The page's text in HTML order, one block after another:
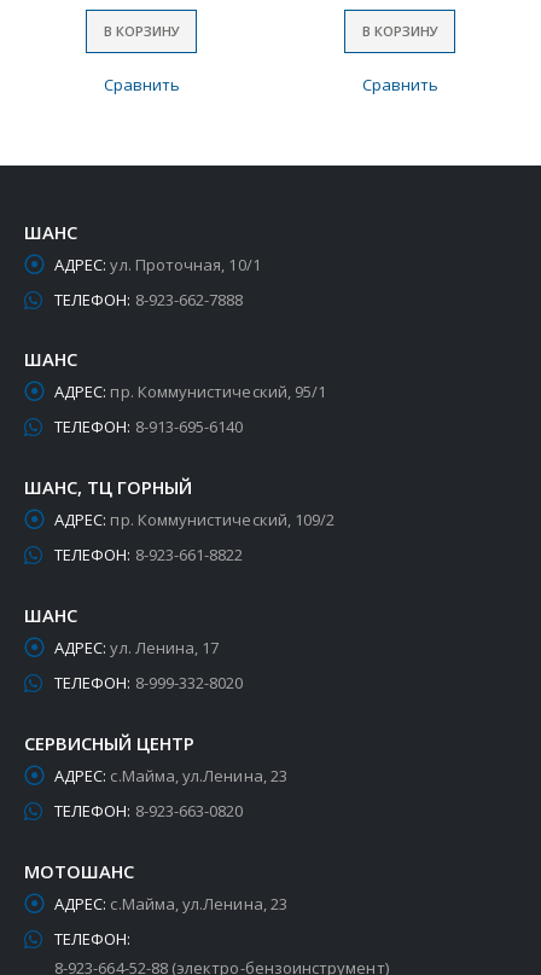
В КОРЗИНУ
Сравнить
В КОРЗИНУ
Сравнить
ШАНС
АДРЕС: ул. Проточная, 10/1
ТЕЛЕФОН: 8-923-662-7888
ШАНС
АДРЕС: пр. Коммунистический, 95/1
ТЕЛЕФОН: 8-913-695-6140
ШАНС, ТЦ ГОРНЫЙ
АДРЕС: пр. Коммунистический, 109/2
ТЕЛЕФОН: 8-923-661-8822
ШАНС
АДРЕС: ул. Ленина, 17
ТЕЛЕФОН: 8-999-332-8020
СЕРВИСНЫЙ ЦЕНТР
АДРЕС: с.Майма, ул.Ленина, 23
ТЕЛЕФОН: 8-923-663-0820
МОТОШАНС
АДРЕС: с.Майма, ул.Ленина, 23
ТЕЛЕФОН:
8-923-664-52-88 (электро-бензоинструмент)